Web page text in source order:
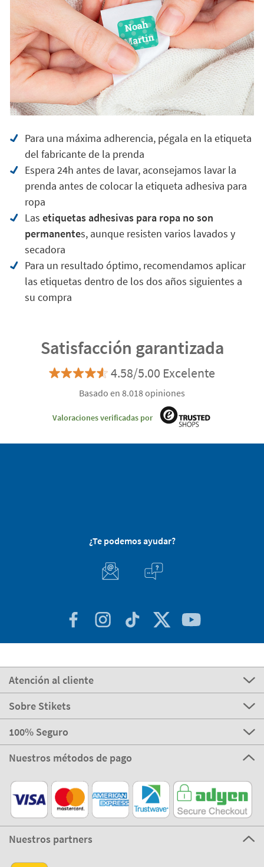
Para una máxima adherencia, pégala en la etiqueta
del fabricante de la prenda
Espera 24h antes de lavar, aconsejamos lavar la
prenda antes de colocar la etiqueta adhesiva para
ropa
Las etiquetas adhesivas para ropa no son
permanentes, aunque resisten varios lavados y
secadora
Para un resultado óptimo, recomendamos aplicar
las etiquetas dentro de los dos años siguientes a
su compra
Satisfacción garantizada
4.58/5.00 Excelente
Basado en 8.018 opiniones
Valoraciones verificadas por
¿Te podemos ayudar?
Atención al cliente
Sobre Stikets
100% Seguro
Nuestros métodos de pago
Nuestros partners